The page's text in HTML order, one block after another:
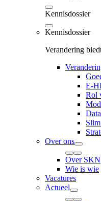
Kennisdossier
Kennisdossier
Verandering
E-
Rol
Over ons
Over SKN
Wie is wie
Vacatures
Actueel